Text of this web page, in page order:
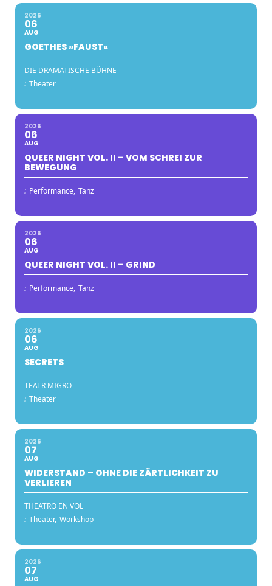
2026
06
AUG
GOETHES »FAUST«
DIE DRAMATISCHE BÜHNE
: Theater
2026
06
AUG
QUEER NIGHT VOL. II – VOM SCHREI ZUR
BEWEGUNG
: Performance, Tanz
2026
06
AUG
QUEER NIGHT VOL. II – GRIND
: Performance, Tanz
2026
06
AUG
SECRETS
TEATR MIGRO
: Theater
2026
07
AUG
WIDERSTAND – OHNE DIE ZÄRTLICHKEIT ZU
VERLIEREN
THEATRO EN VOL
: Theater, Workshop
2026
07
AUG